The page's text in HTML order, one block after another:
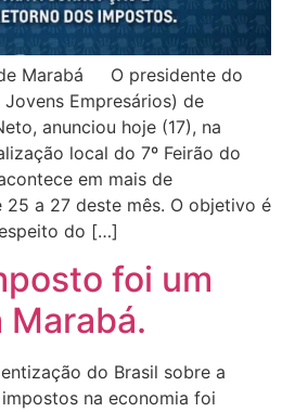
Marabá O presidente do
Empresários) de
anunciou hoje (17), na
local do 7º Feirão do
em mais de
25 a 27 deste mês. O objetivo é
do […]
foi um
Marabá.
do Brasil sobre a
na economia foi